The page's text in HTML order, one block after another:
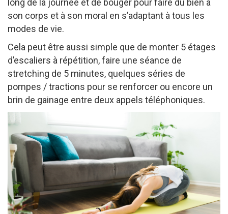
long de la journée et de bouger pour faire du bien à
son corps et à son moral en s’adaptant à tous les
modes de vie.
Cela peut être aussi simple que de monter 5 étages
d’escaliers à répétition, faire une séance de
stretching de 5 minutes, quelques séries de
pompes / tractions pour se renforcer ou encore un
brin de gainage entre deux appels téléphoniques.